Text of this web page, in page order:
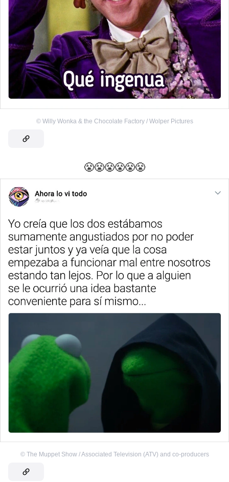
© Willy Wonka & the Chocolate Factory / Wolper Pictures
😤😤😤😤😤😤
© The Muppet Show / Associated Television (ATV) and co-producers